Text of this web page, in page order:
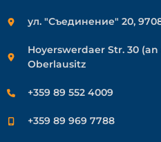
ул. "Съединение" 20,
Hoyerswerdaer Str. 30
Oberlausitz
+359 89 552 4009
+359 89 969 7788